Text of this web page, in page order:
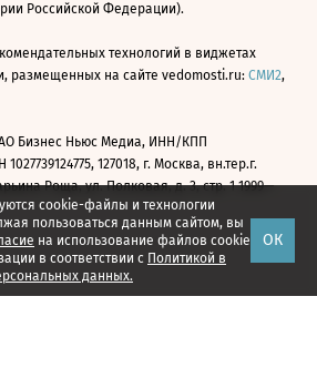
cookie-файлы и технологии
пользоваться данным сайтом, вы
на использование файлов cookie
в соответствии с Политикой в
данных.
ОК
Российской Федерации).
технологий в виджетах
размещенных на сайте vedomosti.ru: СМИ2,
Бизнес Ньюс Медиа, ИНН/КПП
1027739124775, 127018, г. Москва, вн.тер.г.
Роща, ул. Полковая, д. 3, стр. 1 1999—